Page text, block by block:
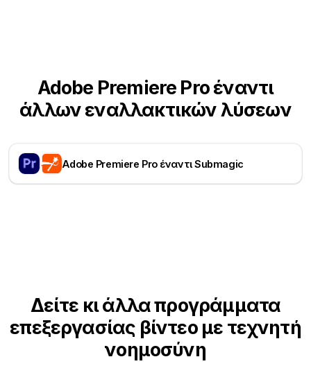
Adobe Premiere Pro έναντι
άλλων εναλλακτικών λύσεων
Adobe Premiere Pro έναντι Submagic
Δείτε κι άλλα προγράμματα
επεξεργασίας βίντεο με τεχνητή
νοημοσύνη